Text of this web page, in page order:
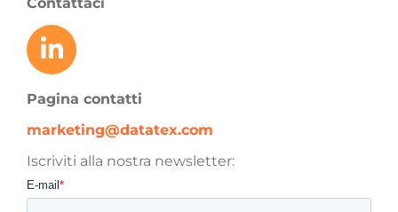
Pagina contatti
marketing@datatex.com
Iscriviti alla nostra newsletter: